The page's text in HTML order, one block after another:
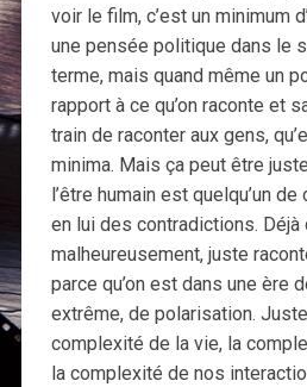
voir le film, c’est un minimum
une pensée politique dans le
terme, mais quand même un
rapport à ce qu’on raconte et
train de raconter aux gens,
minima. Mais ça peut être
l’être humain est quelqu’un
en lui des contradictions. Déjà
malheureusement, juste
parce qu’on est dans une ère
extrême, de polarisation.
complexité de la vie, la
la complexité de nos